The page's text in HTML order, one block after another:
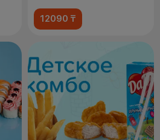
12090 ₸